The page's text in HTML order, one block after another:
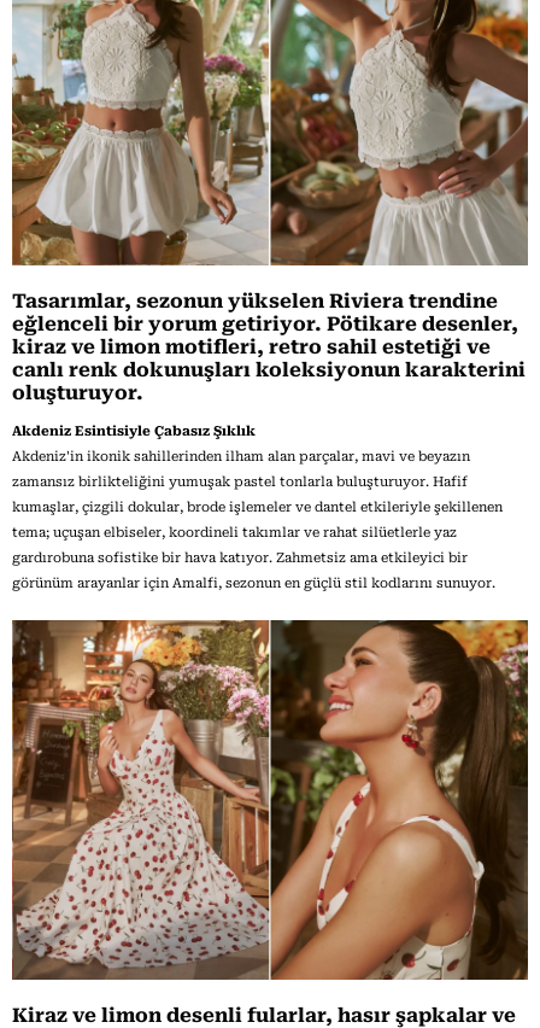
Tasarımlar, sezonun yükselen Riviera trendine
eğlenceli bir yorum getiriyor. Pötikare desenler,
kiraz ve limon motifleri, retro sahil estetiği ve
canlı renk dokunuşları koleksiyonun karakterini
oluşturuyor.
Akdeniz Esintisiyle Çabasız Şıklık
Akdeniz'in ikonik sahillerinden ilham alan parçalar, mavi ve beyazın
zamansız birlikteliğini yumuşak pastel tonlarla buluşturuyor. Hafif
kumaşlar, çizgili dokular, brode işlemeler ve dantel etkileriyle şekillenen
tema; uçuşan elbiseler, koordineli takımlar ve rahat silüetlerle yaz
gardırobuna sofistike bir hava katıyor. Zahmetsiz ama etkileyici bir
görünüm arayanlar için Amalfi, sezonun en güçlü stil kodlarını sunuyor.
Kiraz ve limon desenli fularlar, hasır şapkalar ve